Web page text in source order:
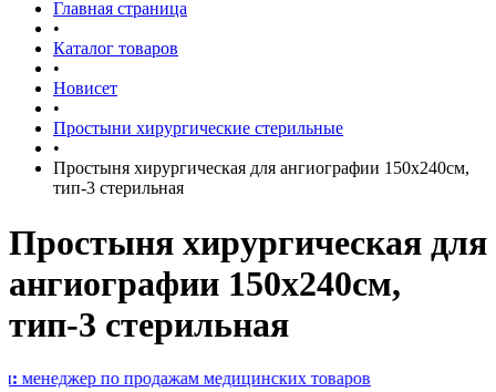
Главная страница
•
Каталог товаров
•
Новисет
•
Простыни хирургические стерильные
•
Простыня хирургическая для ангиографии 150х240см,
тип-3 стерильная
Простыня хирургическая для
ангиографии 150х240см,
тип-3 стерильная
по продажам медицинских товаров